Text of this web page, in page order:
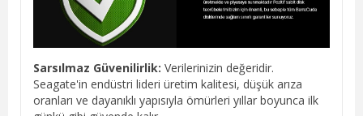
Sarsılmaz Güvenilirlik: Verilerinizin değeridir.
Seagate'in endüstri lideri üretim kalitesi, düşük arıza
oranları ve dayanıklı yapısıyla ömürleri yıllar boyunca ilk